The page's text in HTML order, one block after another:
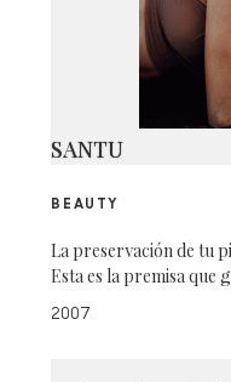
SANTU
BEAUTY
La preservación de tu
Esta es la premisa que
2007